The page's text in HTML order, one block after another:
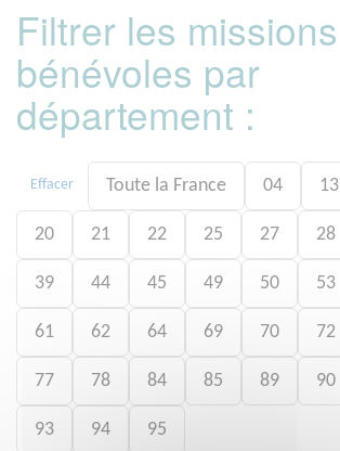
Filtrer les missions
bénévoles par
département :
Effacer Toute la France 04 13
20 21 22 25 27 28
39 44 45 49 50 53
61 62 64 69 70 72
77 78 84 85 89 90
93 94 95